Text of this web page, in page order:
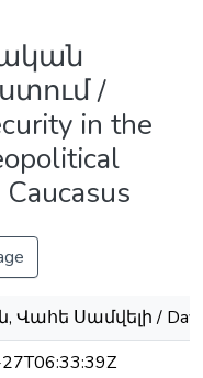
/
in the
Վահե Սամվելի /